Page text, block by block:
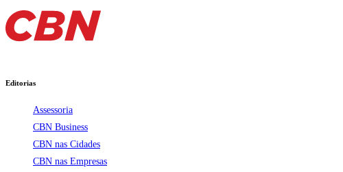
Editorias
Assessoria
CBN Business
CBN nas Cidades
CBN nas Empresas